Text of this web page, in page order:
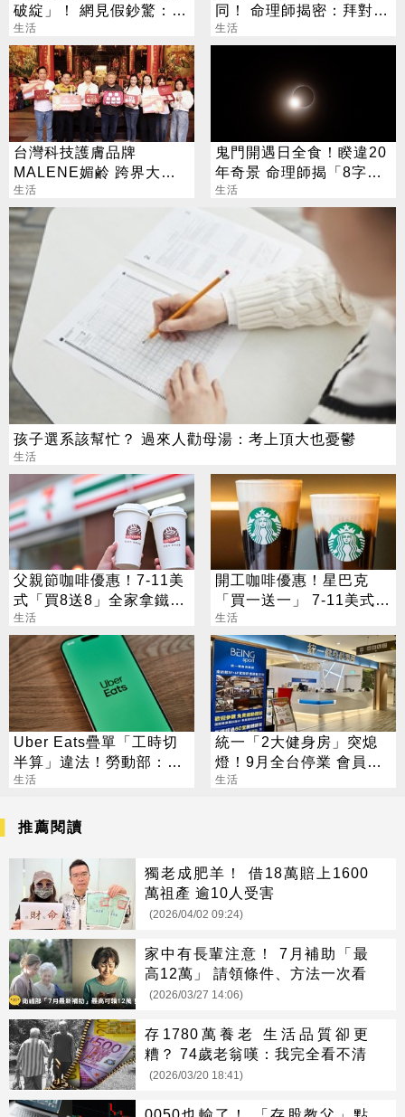
破綻」！ 網見假鈔驚：也
太像
生活
同！ 命理師揭密：拜對大
加分、拜錯恐虧本
生活
台灣科技護膚品牌
MALENE媚鹷 跨界大甲
鎮瀾宮 年度神作「媽祖無
敵亮顏神皂」降臨
生活
鬼門開遇日全食！睽違20
年奇景 命理師揭「8字」
叮囑
生活
孩子選系該幫忙？ 過來人勸母湯：考上頂大也憂鬱
生活
父親節咖啡優惠！7-11美
式「買8送8」全家拿鐵2
杯85元
生活
開工咖啡優惠！星巴克
「買一送一」 7-11美式買
7送7
生活
Uber Eats疊單「工時切
半算」違法！勞動部：每
案可罰2萬
生活
統一「2大健身房」突熄
燈！9月全台停業 會員退
費方案一次看
生活
推薦閱讀
獨老成肥羊！ 借18萬賠上1600
萬祖產 逾10人受害
(2026/04/02 09:24)
家中有長輩注意！ 7月補助「最
高12萬」 請領條件、方法一次看
(2026/03/27 14:06)
存1780萬養老 生活品質卻更
糟？ 74歲老翁嘆：我完全看不清
(2026/03/20 18:41)